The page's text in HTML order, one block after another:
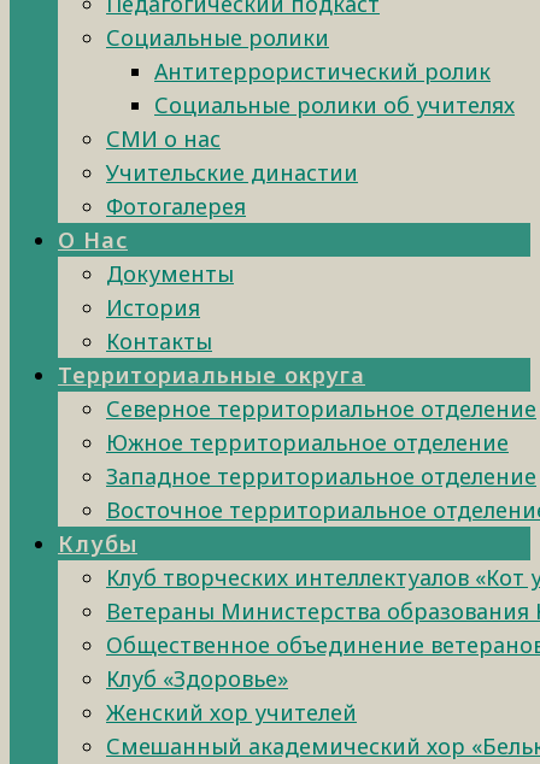
Социальные ролики
Антитеррористический ролик
Социальные ролики об учителях
СМИ о нас
Учительские династии
Фотогалерея
О Нас
Документы
История
Контакты
Территориальные округа
Северное территориальное отделение
Южное территориальное отделение
Западное территориальное отделение
Восточное территориальное
Клубы
Клуб творческих интеллектуалов «Кот
Ветераны Министерства образования
Общественное объединение
Клуб «Здоровье»
Женский хор учителей
Смешанный академический хор